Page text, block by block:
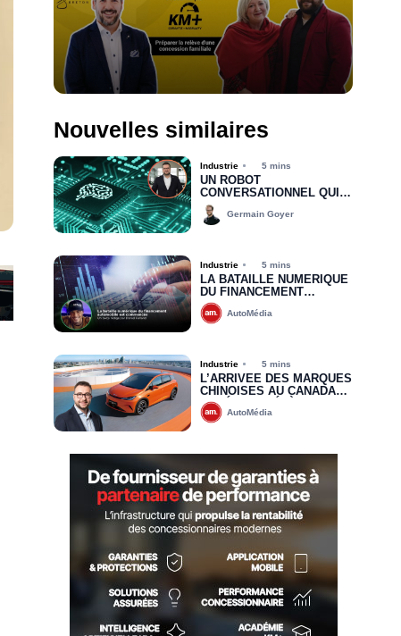
Nouvelles similaires
Industrie 5 mins
UN ROBOT
CONVERSATIONNEL QUI
INTERAGIT AVEC LES
CLIENTS ? ON PRÉFÈRE
Germain Goyer
Industrie 5 mins
LA BATAILLE NUMÉRIQUE
DU FINANCEMENT
AUTOMOBILE EST
COMMENCÉE
AutoMédia
Industrie 5 mins
L’ARRIVÉE DES MARQUES
CHINOISES AU CANADA
REDÉFINIT DÉJÀ LES
RÈGLES DU JEU : VERS
AutoMédia